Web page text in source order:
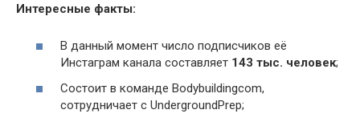
Интересные факты:
В данный момент число подписчиков её
Инстаграм канала составляет 143 тыс. человек;
Состоит в команде Bodybuildingcom,
сотрудничает с UndergroundPrep;